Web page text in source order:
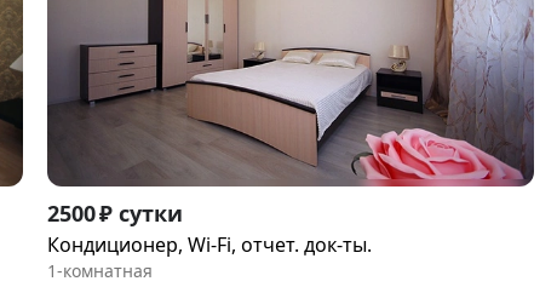
Item
1
of
2500 ₽ сутки
Кондиционер, Wi-Fi, отчет. док-ты.
1-комнатная